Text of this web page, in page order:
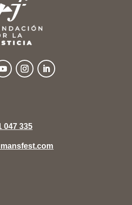
047 335